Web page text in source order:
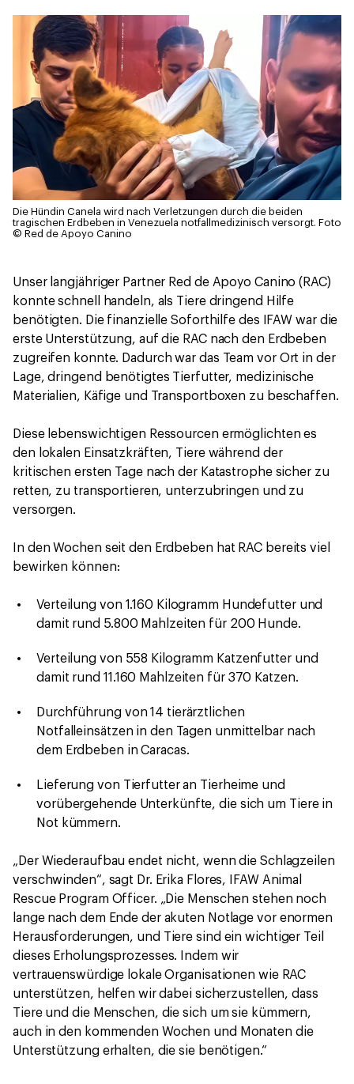
Die Hündin Canela wird nach Verletzungen durch die beiden
tragischen Erdbeben in Venezuela notfallmedizinisch versorgt. Foto
© Red de Apoyo Canino
Unser langjähriger Partner Red de Apoyo Canino (RAC)
konnte schnell handeln, als Tiere dringend Hilfe
benötigten. Die finanzielle Soforthilfe des IFAW war die
erste Unterstützung, auf die RAC nach den Erdbeben
zugreifen konnte. Dadurch war das Team vor Ort in der
Lage, dringend benötigtes Tierfutter, medizinische
Materialien, Käfige und Transportboxen zu beschaffen.
Diese lebenswichtigen Ressourcen ermöglichten es
den lokalen Einsatzkräften, Tiere während der
kritischen ersten Tage nach der Katastrophe sicher zu
retten, zu transportieren, unterzubringen und zu
versorgen.
In den Wochen seit den Erdbeben hat RAC bereits viel
bewirken können:
Verteilung von 1.160 Kilogramm Hundefutter und
damit rund 5.800 Mahlzeiten für 200 Hunde.
Verteilung von 558 Kilogramm Katzenfutter und
damit rund 11.160 Mahlzeiten für 370 Katzen.
Durchführung von 14 tierärztlichen
Notfalleinsätzen in den Tagen unmittelbar nach
dem Erdbeben in Caracas.
Lieferung von Tierfutter an Tierheime und
vorübergehende Unterkünfte, die sich um Tiere in
Not kümmern.
„Der Wiederaufbau endet nicht, wenn die Schlagzeilen
verschwinden“, sagt Dr. Erika Flores, IFAW Animal
Rescue Program Officer. „Die Menschen stehen noch
lange nach dem Ende der akuten Notlage vor enormen
Herausforderungen, und Tiere sind ein wichtiger Teil
dieses Erholungsprozesses. Indem wir
vertrauenswürdige lokale Organisationen wie RAC
unterstützen, helfen wir dabei sicherzustellen, dass
Tiere und die Menschen, die sich um sie kümmern,
auch in den kommenden Wochen und Monaten die
Unterstützung erhalten, die sie benötigen.“